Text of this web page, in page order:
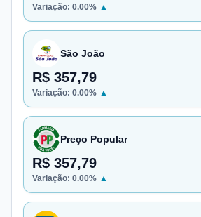
Variação: 0.00% ▲
São João
R$ 357,79
Variação: 0.00% ▲
Preço Popular
R$ 357,79
Variação: 0.00% ▲